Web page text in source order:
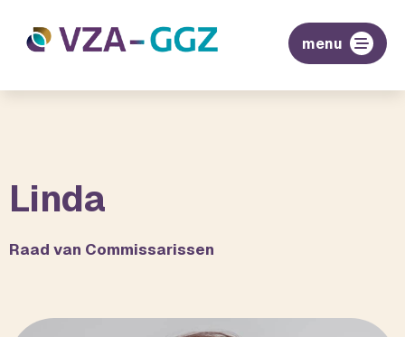
menu
Linda
Raad van Commissarissen